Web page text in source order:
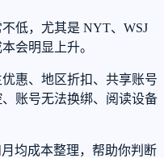
低，尤其是 NYT、WSJ
会明显上升。
惠、地区折扣、共享账号
账号无法换绑、阅读设备
均成本整理，帮助你判断